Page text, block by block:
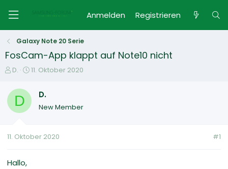
Anmelden Registrieren
Galaxy Note 20 Serie
FosCam-App klappt auf Note10 nicht
E
s
e
e
D.
E
t
t
11. Oktober 2020
D D.
New Member
11. Oktober 2020 #1
Hallo,